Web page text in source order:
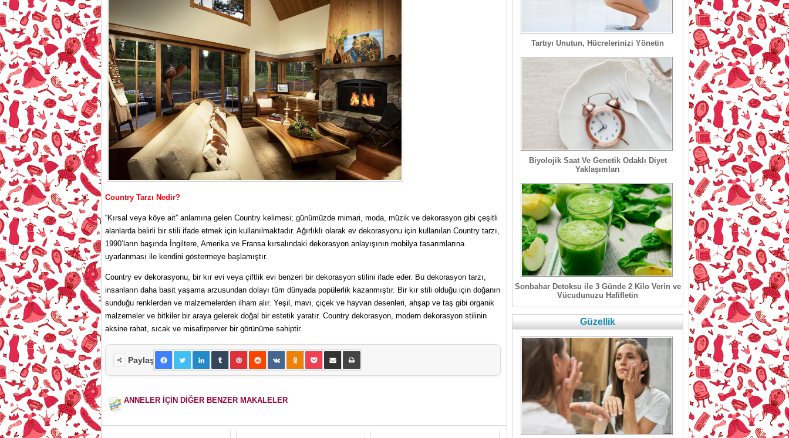
Country Tarzı Nedir?
“Kırsal veya köye ait” anlamına gelen Country kelimesi; günümüzde mimari, moda, müzik ve dekorasyon gibi çeşitli
alanlarda belirli bir stili ifade etmek için kullanılmaktadır. Ağırlıklı olarak ev dekorasyonu için kullanılan Country tarzı,
1990’ların başında İngiltere, Amerika ve Fransa kırsalındaki dekorasyon anlayışının mobilya tasarımlarına
uyarlanması ile kendini göstermeye başlamıştır.
Country ev dekorasyonu, bir kır evi veya çiftlik evi benzeri bir dekorasyon stilini ifade eder. Bu dekorasyon tarzı,
insanların daha basit yaşama arzusundan dolayı tüm dünyada popülerlik kazanmıştır. Bir kır stili olduğu için doğanın
sunduğu renklerden ve malzemelerden ilham alır. Yeşil, mavi, çiçek ve hayvan desenleri, ahşap ve taş gibi organik
malzemeler ve bitkiler bir araya gelerek doğal bir estetik yaratır. Country dekorasyon, modern dekorasyon stilinin
aksine rahat, sıcak ve misafirperver bir görünüme sahiptir.
Paylaş
ANNELER İÇİN DİĞER BENZER MAKALELER
Tartıyı Unutun, Hücrelerinizi Yönetin
Biyolojik Saat Ve Genetik Odaklı Diyet
Yaklaşımları
Sonbahar Detoksu ile 3 Günde 2 Kilo Verin ve
Vücudunuzu Hafifletin
Güzellik